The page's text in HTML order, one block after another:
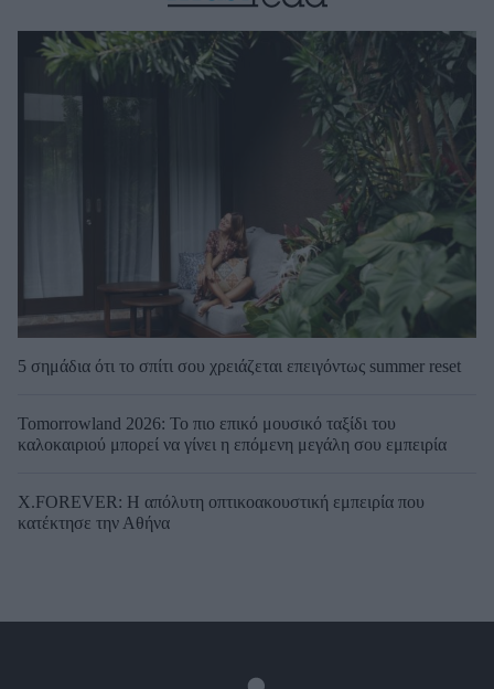
5 σημάδια ότι το σπίτι σου χρειάζεται επειγόντως summer reset
Tomorrowland 2026: Το πιο επικό μουσικό ταξίδι του
καλοκαιριού μπορεί να γίνει η επόμενη μεγάλη σου εμπειρία
X.FOREVER: Η απόλυτη οπτικοακουστική εμπειρία που
κατέκτησε την Αθήνα